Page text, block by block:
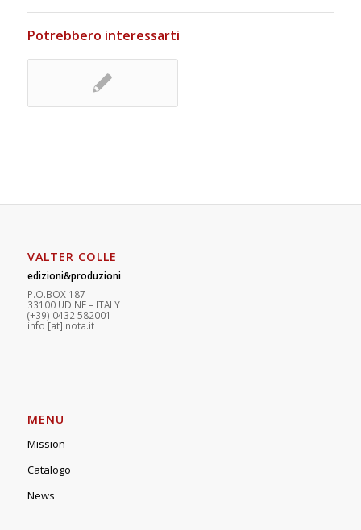
Potrebbero interessarti
VALTER COLLE
edizioni&produzioni
P.O.BOX 187
33100 UDINE – ITALY
(+39) 0432 582001
info [at] nota.it
MENU
Mission
Catalogo
News